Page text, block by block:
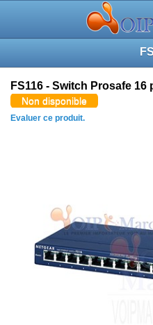
FS116 - Switch Prosafe 16
Non disponible
Evaluer ce produit.